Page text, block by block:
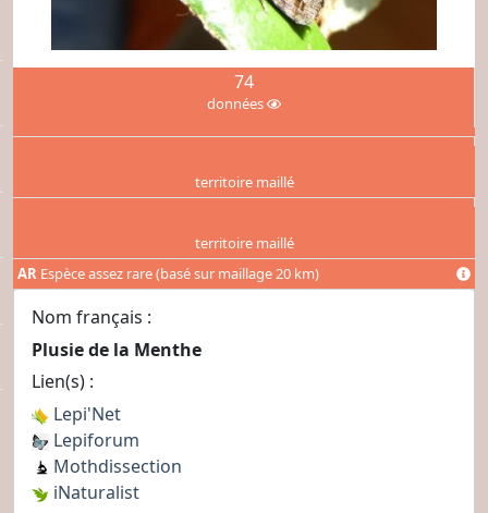
74
données
territoire maillé
territoire maillé
AR Espèce assez rare (basé sur maillage 20 km)
Nom français :
Plusie de la Menthe
Lien(s) :
Lepi'Net
Lepiforum
Mothdissection
iNaturalist